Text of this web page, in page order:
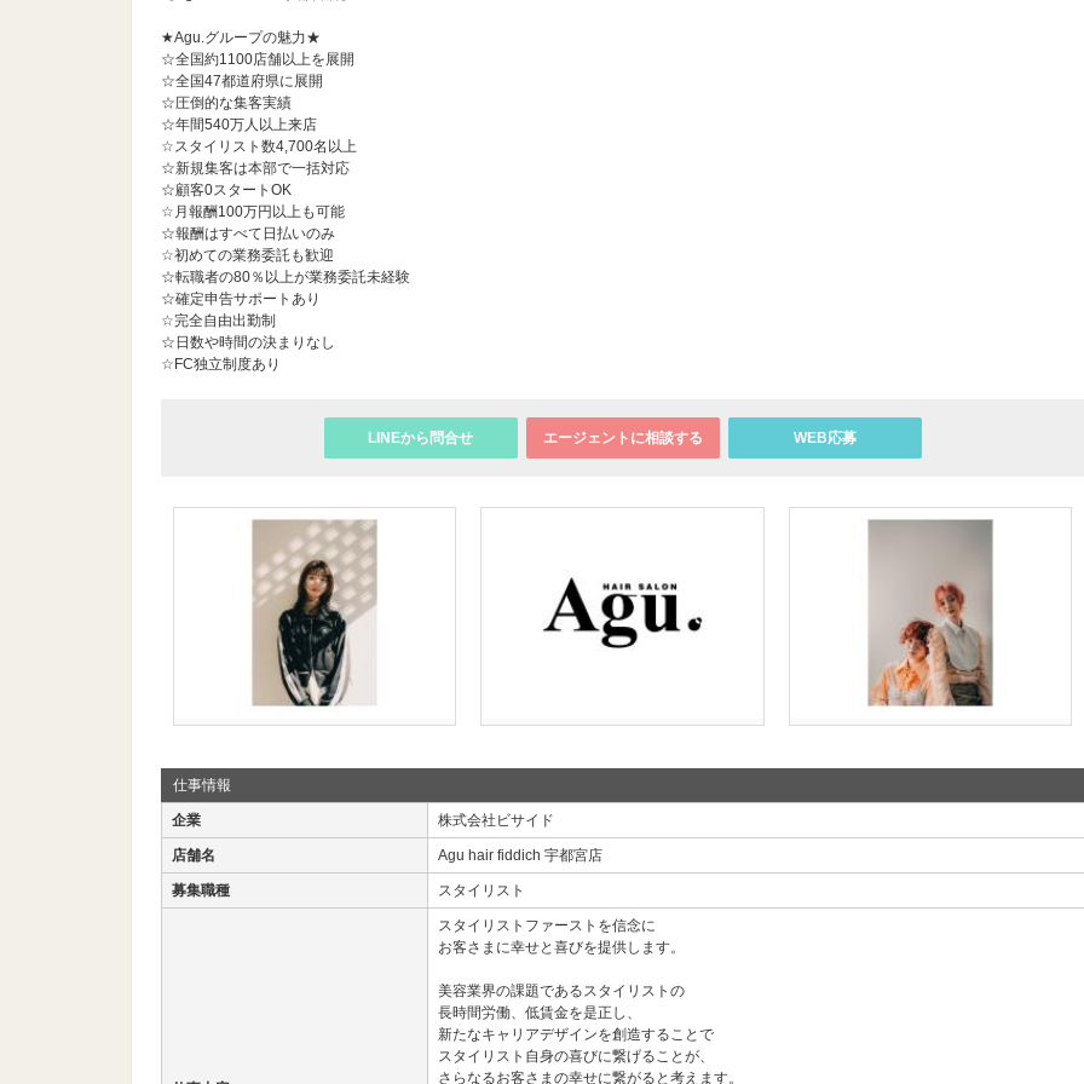
★Agu.グループの魅力★
☆全国約1100店舗以上を展開
☆全国47都道府県に展開
☆圧倒的な集客実績
☆年間540万人以上来店
☆スタイリスト数4,700名以上
☆新規集客は本部で一括対応
☆顧客0スタートOK
☆月報酬100万円以上も可能
☆報酬はすべて日払いのみ
☆初めての業務委託も歓迎
☆転職者の80％以上が業務委託未経験
☆確定申告サポートあり
☆完全自由出勤制
☆日数や時間の決まりなし
☆FC独立制度あり
LINEから問合せ エージェントに相談する WEB応募
仕事情報
企業 株式会社ビサイド
店舗名 Agu hair fiddich 宇都宮店
募集職種 スタイリスト
スタイリストファーストを信念に
お客さまに幸せと喜びを提供します。
美容業界の課題であるスタイリストの
長時間労働、低賃金を是正し、
新たなキャリアデザインを創造することで
スタイリスト自身の喜びに繋げることが、
さらなるお客さまの幸せに繋がると考えます。